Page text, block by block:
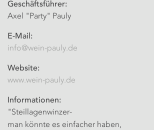
Geschäftsführer:
Axel "Party" Pauly
E-Mail:
info@wein-pauly.de
Website:
www.wein-pauly.de
Informationen:
"Steillagenwinzer-
man könnte es einfacher haben,